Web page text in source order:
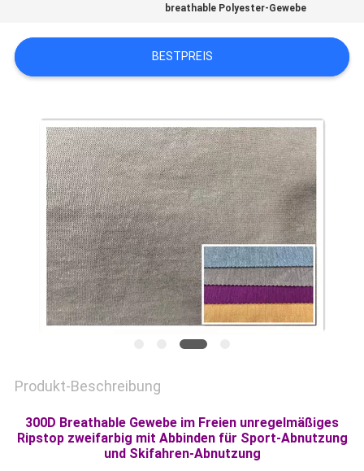
FÄLLE
COMPANY
NEWS
SITEMAP
PRIVACY
POLICY
breathable Polyester-Gewebe
BESTPREIS
Produkt-Beschreibung
300D Breathable Gewebe im Freien unregelmäßiges
Ripstop zweifarbig mit Abbinden für Sport-Abnutzung
und Skifahren-Abnutzung